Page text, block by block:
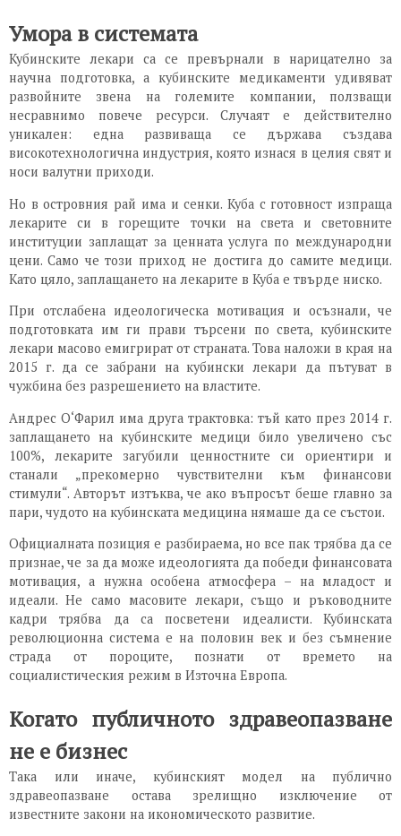
Умора в системата
Кубинските лекари са се превърнали в нарицателно за
научна подготовка, а кубинските медикаменти удивяват
развойните звена на големите компании, ползващи
несравнимо повече ресурси. Случаят е действително
уникален: една развиваща се държава създава
високотехнологична индустрия, която изнася в целия свят и
носи валутни приходи.
Но в островния рай има и сенки. Куба с готовност изпраща
лекарите си в горещите точки на света и световните
институции заплащат за ценната услуга по международни
цени. Само че този приход не достига до самите медици.
Като цяло, заплащането на лекарите в Куба е твърде ниско.
При отслабена идеологическа мотивация и осъзнали, че
подготовката им ги прави търсени по света, кубинските
лекари масово емигрират от страната. Това наложи в края на
2015 г. да се забрани на кубински лекари да пътуват в
чужбина без разрешението на властите.
Андрес О‘Фарил има друга трактовка: тъй като през 2014 г.
заплащането на кубинските медици било увеличено със
100%, лекарите загубили ценностните си ориентири и
станали „прекомерно чувствителни към финансови
стимули“. Авторът изтъква, че ако въпросът беше главно за
пари, чудото на кубинската медицина нямаше да се състои.
Официалната позиция е разбираема, но все пак трябва да се
признае, че за да може идеологията да победи финансовата
мотивация, а нужна особена атмосфера – на младост и
идеали. Не само масовите лекари, също и ръководните
кадри трябва да са посветени идеалисти. Кубинската
революционна система е на половин век и без съмнение
страда от пороците, познати от времето на
социалистическия режим в Източна Европа.
Когато публичното здравеопазване
не е бизнес
Така или иначе, кубинският модел на публично
здравеопазване остава зрелищно изключение от
известните закони на икономическото развитие.